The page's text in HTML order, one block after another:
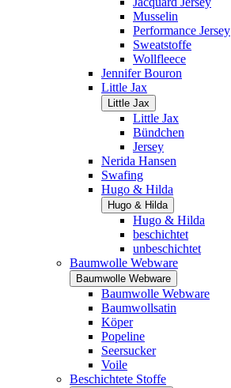
Musselin
Performance Jersey
Sweatstoffe
Wollfleece
Jennifer Bouron
Little Jax
Little Jax
Little Jax
Bündchen
Jersey
Nerida Hansen
Swafing
Hugo & Hilda
Hugo & Hilda
Hugo & Hilda
beschichtet
unbeschichtet
Baumwolle Webware
Baumwolle Webware
Baumwolle Webware
Baumwollsatin
Köper
Popeline
Seersucker
Voile
Beschichtete Stoffe